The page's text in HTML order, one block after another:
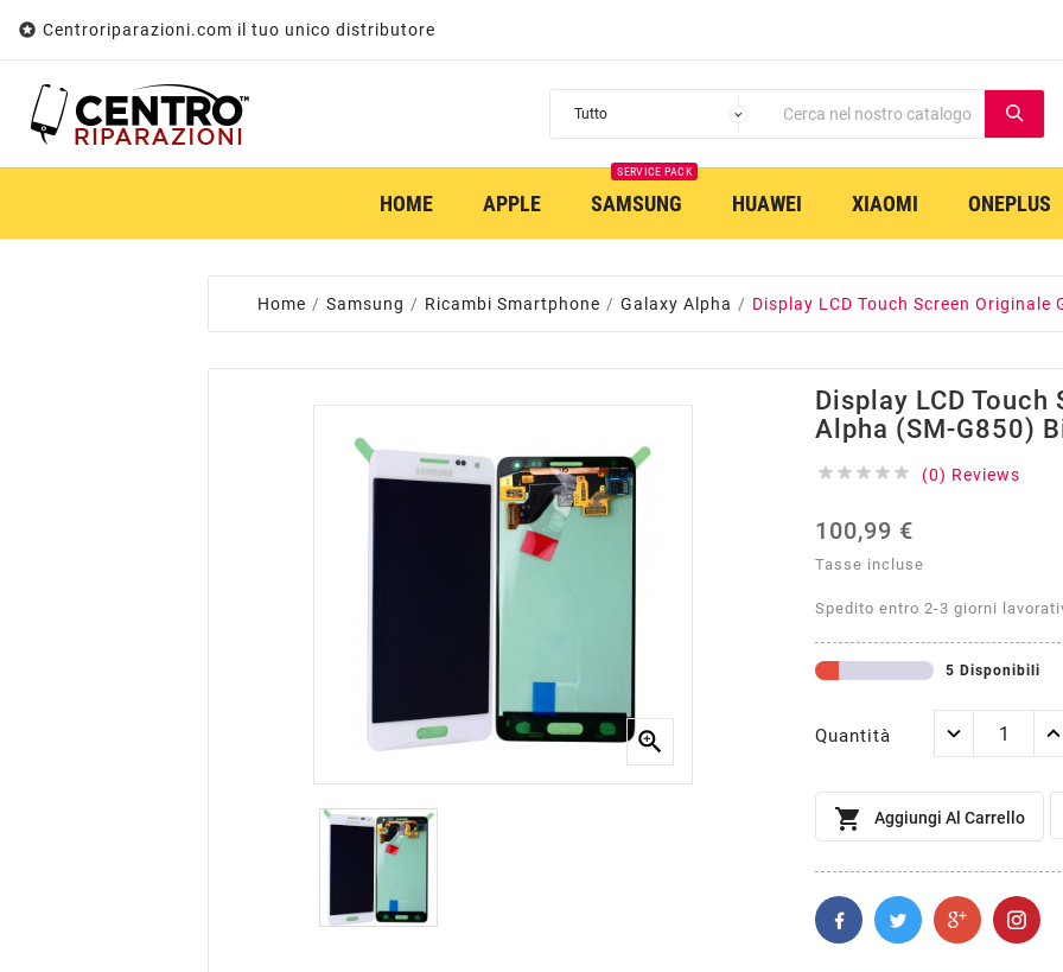
 Centroriparazioni.com il tuo unico distributore
HOME APPLE SAMSUNG
SERVICE PACK
HUAWEI XIAOMI ONEPLUS
Home Samsung Ricambi Smartphone Galaxy Alpha Display LCD Touch Screen Originale

Display LCD
Alpha (SM-G850)
     (0) Reviews
100,99 €
Tasse incluse
Spedito entro 2-3 giorni
5 Disponibili
Quantità
 Aggiungi Al Carrello